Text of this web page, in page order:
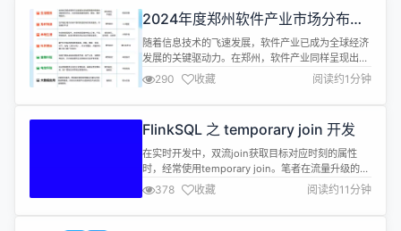
等，好比是盖房子的施工图、做菜的菜谱。“菜谱”一
经公布供自由使用、学习、修改、分享...
2024年度郑州软件产业市场分布报
告
随着信息技术的飞速发展，软件产业已成为全球经济
发展的关键驱动力。在郑州，软件产业同样呈现出蓬
勃发展的态势，对区域经济结构调整和产业升级发挥
着重要作用。为了全面、深入地了解郑州软件产业市
场的现状和分布特征，特撰写本报告。 本报告旨在详
况，包括但不限于行业场景应用、地理区域、代表企
业等方面，详细了解一个城市软件产业的布...
290 收藏 阅读约1分钟
FlinkSQL 之 temporary join 开发
在实时开发中，双流join获取目标对应时刻的属性
时，经常使用temporary join。笔者在流量升级的实
时迭代中，需要让流量日志精准的匹配上浏览时间里
对应的商品属性，使用temporary join开发过程中踩
坑不少，将一些经验沉淀在此文中，供各位同学参考
378 收藏 阅读约11分钟